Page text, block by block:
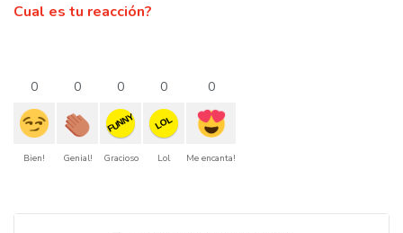
Cual es tu reacción?
0
Bien!
0
Genial!
0
FUNNY
Gracioso
0
LOL
Lol
0
Me encanta!